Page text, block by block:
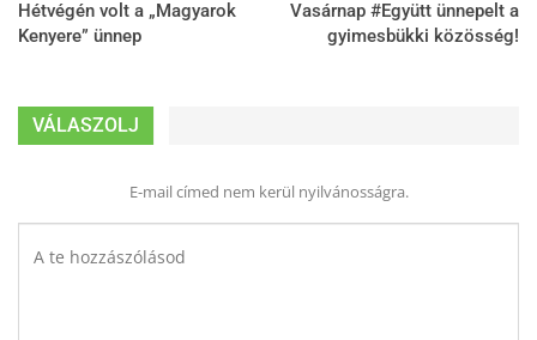
Hétvégén volt a „Magyarok
Kenyere” ünnep
Vasárnap #Együtt ünnepelt a
gyimesbükki közösség!
VÁLASZOLJ
E-mail címed nem kerül nyilvánosságra.